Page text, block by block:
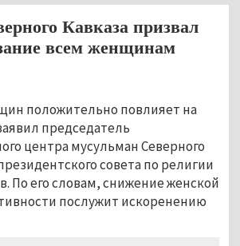
Кавказа призвал
всем женщинам
положительно повлияет на
председатель
центра мусульман Северного
совета по религии
По его словам, снижение женской
послужит искоренению